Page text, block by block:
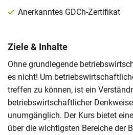
Anerkanntes GDCh-Zertifikat
Ziele & Inhalte
Ohne grundlegende
es nicht! Um
treffen zu können, ist ein
betriebswirtschaftlicher
unumgänglich. Der Kurs bietet
über die wichtigsten Bereiche der